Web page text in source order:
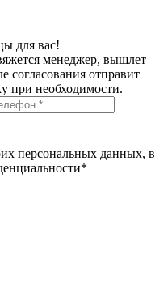
для вас!
менеджер, вышлет
согласования отправит
при необходимости.
персональных данных, в